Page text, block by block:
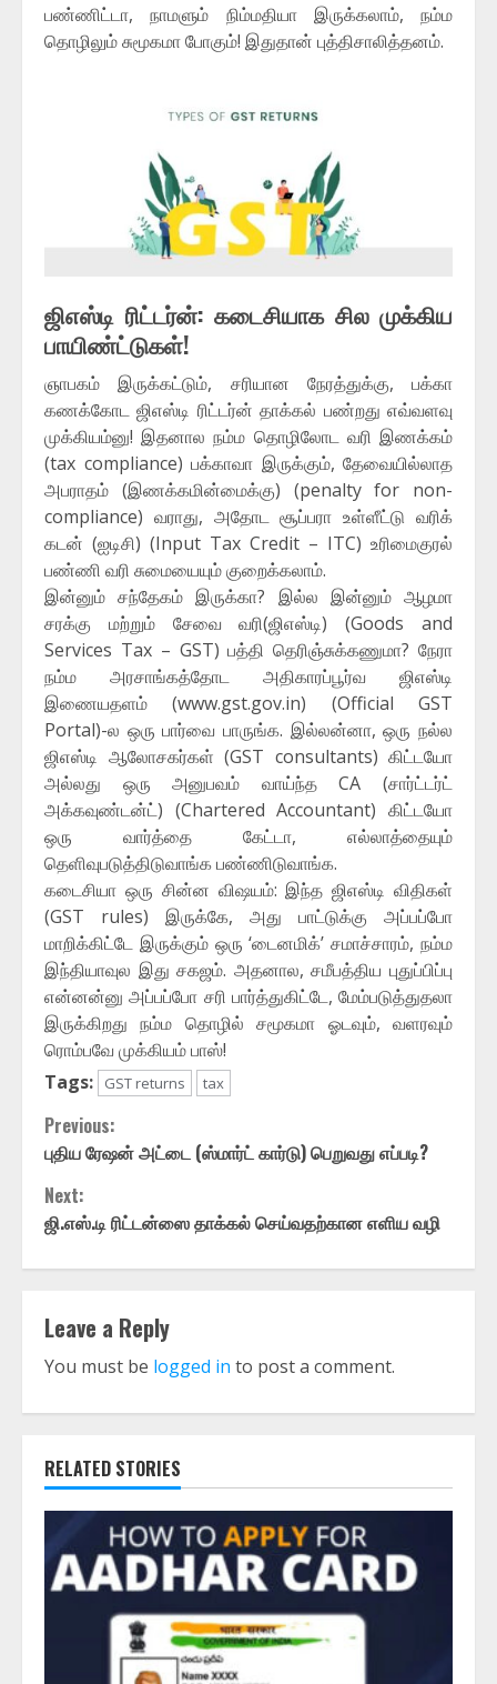
பண்ணிட்டா, நாமளும் நிம்மதியா இருக்கலாம், நம்ம
தொழிலும் சுமூகமா போகும்! இதுதான் புத்திசாலித்தனம்.
ஜிஎஸ்டி ரிட்டர்ன்: கடைசியாக சில முக்கிய
பாயிண்ட்டுகள்!
ஞாபகம் இருக்கட்டும், சரியான நேரத்துக்கு, பக்கா
கணக்கோட ஜிஎஸ்டி ரிட்டர்ன் தாக்கல் பண்றது எவ்வளவு
முக்கியம்னு! இதனால நம்ம தொழிலோட வரி இணக்கம்
(tax compliance) பக்காவா இருக்கும், தேவையில்லாத
அபராதம் (இணக்கமின்மைக்கு) (penalty for non-
compliance) வராது, அதோட சூப்பரா உள்ளீட்டு வரிக்
கடன் (ஐடிசி) (Input Tax Credit – ITC) உரிமைகுரல்
பண்ணி வரி சுமையையும் குறைக்கலாம்.
இன்னும் சந்தேகம் இருக்கா? இல்ல இன்னும் ஆழமா
சரக்கு மற்றும் சேவை வரி(ஜிஎஸ்டி) (Goods and
Services Tax – GST) பத்தி தெரிஞ்சுக்கணுமா? நேரா
நம்ம அரசாங்கத்தோட அதிகாரப்பூர்வ ஜிஎஸ்டி
இணையதளம் (www.gst.gov.in) (Official GST
Portal)-ல ஒரு பார்வை பாருங்க. இல்லன்னா, ஒரு நல்ல
ஜிஎஸ்டி ஆலோசகர்கள் (GST consultants) கிட்டயோ
அல்லது ஒரு அனுபவம் வாய்ந்த CA (சார்ட்டர்ட்
அக்கவுண்டன்ட்) (Chartered Accountant) கிட்டயோ
ஒரு வார்த்தை கேட்டா, எல்லாத்தையும்
தெளிவுபடுத்திடுவாங்க பண்ணிடுவாங்க.
கடைசியா ஒரு சின்ன விஷயம்: இந்த ஜிஎஸ்டி விதிகள்
(GST rules) இருக்கே, அது பாட்டுக்கு அப்பப்போ
மாறிக்கிட்டே இருக்கும் ஒரு ‘டைனமிக்’ சமாச்சாரம், நம்ம
இந்தியாவுல இது சகஜம். அதனால, சமீபத்திய புதுப்பிப்பு
என்னன்னு அப்பப்போ சரி பார்த்துகிட்டே, மேம்படுத்துதலா
இருக்கிறது நம்ம தொழில் சமூகமா ஓடவும், வளரவும்
ரொம்பவே முக்கியம் பாஸ்!
Tags:
GST returns tax
Continue
Reading
Previous:
புதிய ரேஷன் அட்டை (ஸ்மார்ட் கார்டு) பெறுவது எப்படி?
Next:
ஜி.எஸ்.டி ரிட்டன்ஸை தாக்கல் செய்வதற்கான எளிய வழி
Leave a Reply
You must be logged in to post a comment.
RELATED STORIES